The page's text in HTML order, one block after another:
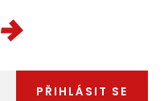
PŘIHLÁSIT SE